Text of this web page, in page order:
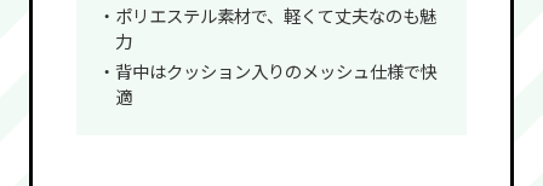
・ポリエステル素材で、軽くて丈夫なのも魅
力
・背中はクッション入りのメッシュ仕様で快
適